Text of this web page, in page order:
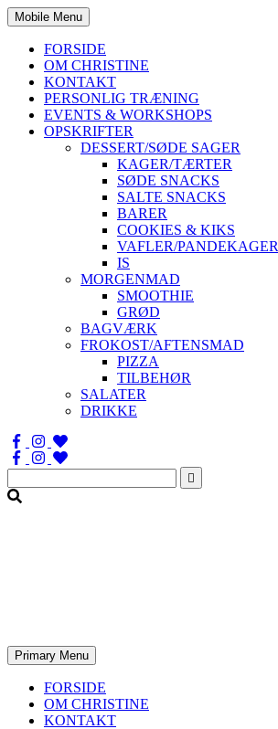
Mobile Menu
FORSIDE
OM CHRISTINE
KONTAKT
PERSONLIG TRÆNING
EVENTS & WORKSHOPS
OPSKRIFTER
DESSERT/SØDE SAGER
KAGER/TÆRTER
SØDE SNACKS
SALTE SNACKS
BARER
COOKIES & KIKS
VAFLER/PANDEKAGER
IS
MORGENMAD
SMOOTHIE
GRØD
BAGVÆRK
FROKOST/AFTENSMAD
PIZZA
TILBEHØR
SALATER
DRIKKE
Søg
efter:
Primary Menu
FORSIDE
OM CHRISTINE
KONTAKT